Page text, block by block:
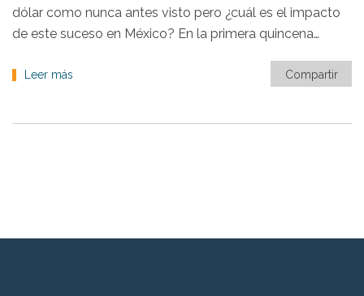
dólar como nunca antes visto pero ¿cuál es el impacto
de este suceso en México? En la primera quincena…
Leer más Compartir